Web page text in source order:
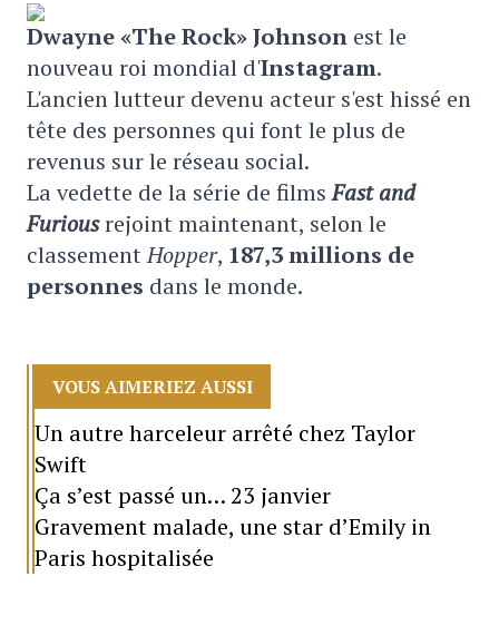
Dwayne «The Rock» Johnson est le
nouveau roi mondial d'Instagram.
L'ancien lutteur devenu acteur s'est hissé en
tête des personnes qui font le plus de
revenus sur le réseau social.
La vedette de la série de filmsFast and
Furiousrejoint maintenant, selon le
classementHopper, 187,3 millions de
personnes dans le monde.
VOUS AIMERIEZ AUSSI
Un autre harceleur arrêté chez Taylor
Swift
Ça s’est passé un… 23 janvier
Gravement malade, une star d’Emily in
Paris hospitalisée